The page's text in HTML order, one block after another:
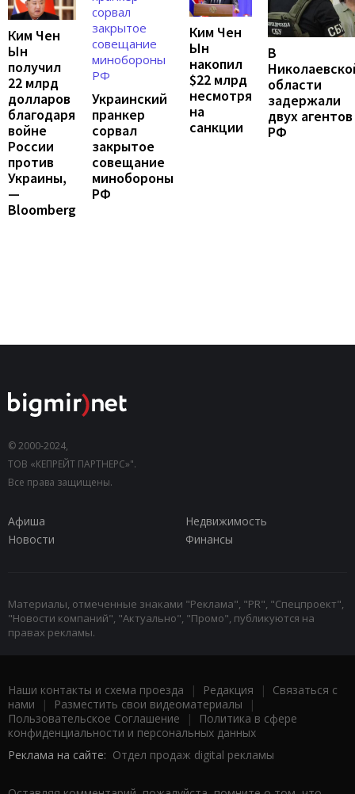
Ким Чен
Ын
получил
22 млрд
долларов
благодаря
войне
России
против
Украины,
—
Bloomberg
Украинский
пранкер
сорвал
закрытое
совещание
минобороны
РФ
Ким Чен
Ын
накопил
$22 млрд
несмотря
на
санкции
В
области
задержали
двух агентов
РФ
© 2000-2024,
ТОВ «КЕПРЕЙТ ПАРТНЕРС»".
Все права защищены.
Афиша
Недвижимость
Новости
Финансы
Материалы, отмеченные знаками "Реклама", "PR", "Спецпроект",
"Новости компаний", "Актуально", "Промо", публикуются на
правах рекламы.
Наши контакты и схема проезда | Редакция | Связаться с
нами | Разместить свои видеоматериалы |
Пользовательское Соглашение |
Политика в сфере
конфиденциальности и персональных данных
Реклама на сайте: Отдел продаж digital рекламы